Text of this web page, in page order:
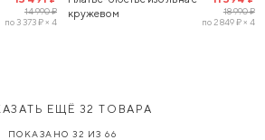
14 990 ₽
по 3 373 ₽ × 4
кружевом
18 990 ₽
по 2 849 ₽ × 4
ЕЩЁ 32 ТОВАРА
ПОКАЗАНО 32 ИЗ 66